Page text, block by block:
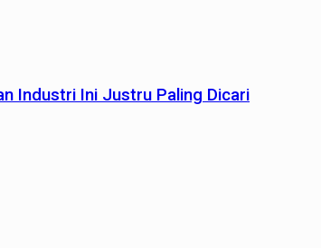
Industri Ini Justru Paling Dicari